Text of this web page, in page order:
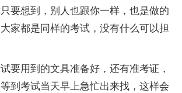
要想到，别人也跟你一样，也是做的
家都是同样的考试，没有什么可以担
用到的文具准备好，还有准考证，
到考试当天早上急忙出来找，这样会